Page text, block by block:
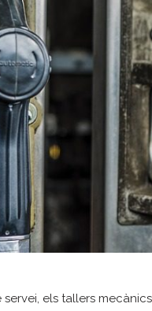
servei, els tallers